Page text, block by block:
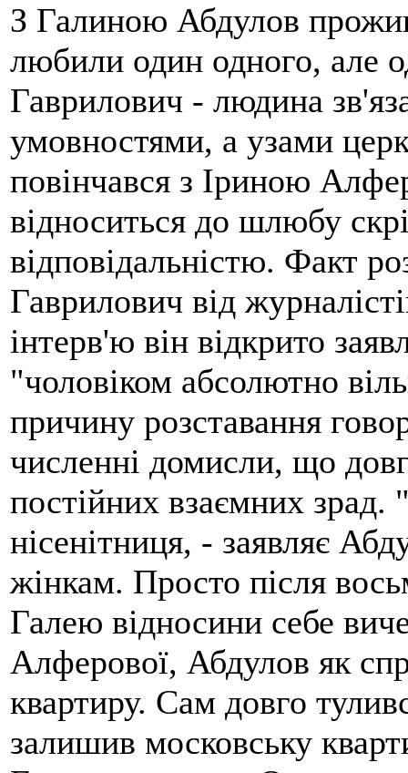
З Галиною Абдулов
любили один одного, але
Гаврилович - людина
умовностями, а узами
повінчався з Іриною
відноситься до шлюбу
відповідальністю. Факт
Гаврилович від
інтерв'ю він відкрито
"чоловіком абсолютно
причину розставання
численні домисли, що
постійних взаємних зрад.
нісенітниця, - заявляє
жінкам. Просто після
Галею відносини себе
Алферової, Абдулов як
квартиру. Сам довго
залишив московську